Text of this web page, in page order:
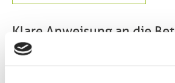
Klare Anweisung an die
Steuerdaten dürfen nicht
notwendig gespeichert